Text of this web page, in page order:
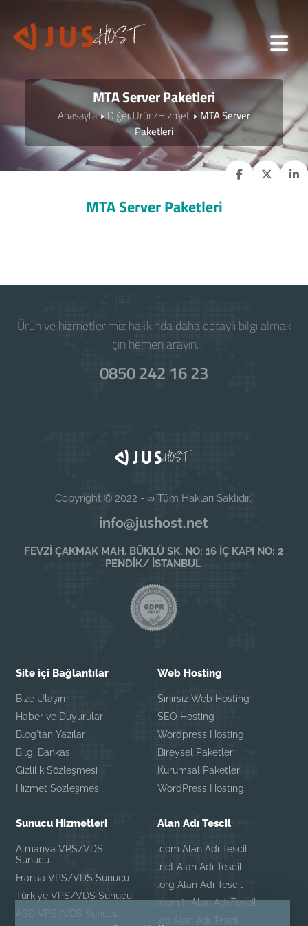
MTA Server Paketleri
Anasayfa Diğer Ürün/Hizmet
MTA Server
Paketleri
MTA Server Paketleri
Ürün ve hizmetlerimiz hakkında daha detaylı bilgi almak
için hemen arayın.
0850 242 16 23
Copyright © 2022 - ∞ Tüm Hakları Saklıdır.
info@jushost.net
FEVZİ ÇAKMAK MAH. BÜKLÜ SK. NO: 16 İÇ KAPI NO: 2
PENDİK/ İSTANBUL
Site içi Bağlantılar
Bize Ulaşın
Haber ve Duyurular
Blog'tan Yazılar
Bilgi Bankası
Gizlilik Sözleşmesi
Hizmet Sözleşmesi
Web Hosting
Sınırsız Web Hosting
SEO Hosting
Wordpress Hosting
Bireysel Paketler
Kurumsal Paketler
WordPress Hosting
Sunucu Hizmetleri
Almanya VPS/VDS
Sunucu
Fransa VPS/VDS Sunucu
Türkiye VPS/VDS Sunucu
ABD VPS/VDS Sunucu
Alan Adı Tescil
.com Alan Adı Tescil
.net Alan Adı Tescil
.org Alan Adı Tescil
.com.tr Alan Adı Tescil
.co Alan Adı Tescil